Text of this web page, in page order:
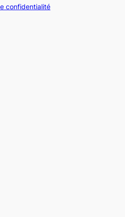
confidentialité